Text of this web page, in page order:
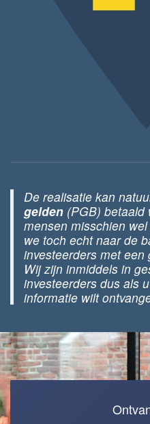
De realisatie kan
gelden (PGB) betaald
mensen misschien
we toch echt naar de
investeerders met een
Wij zijn inmiddels in
investeerders dus als
informatie wilt